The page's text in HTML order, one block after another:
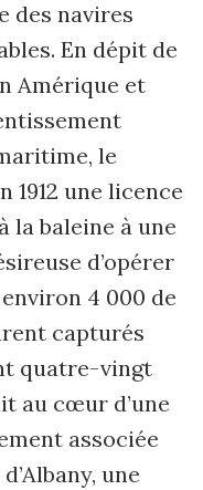
des navires
En dépit de
Amérique et
le
1912 une licence
la baleine à une
d’opérer
4 000 de
capturés
quatre-vingt
au cœur d’une
associée
une